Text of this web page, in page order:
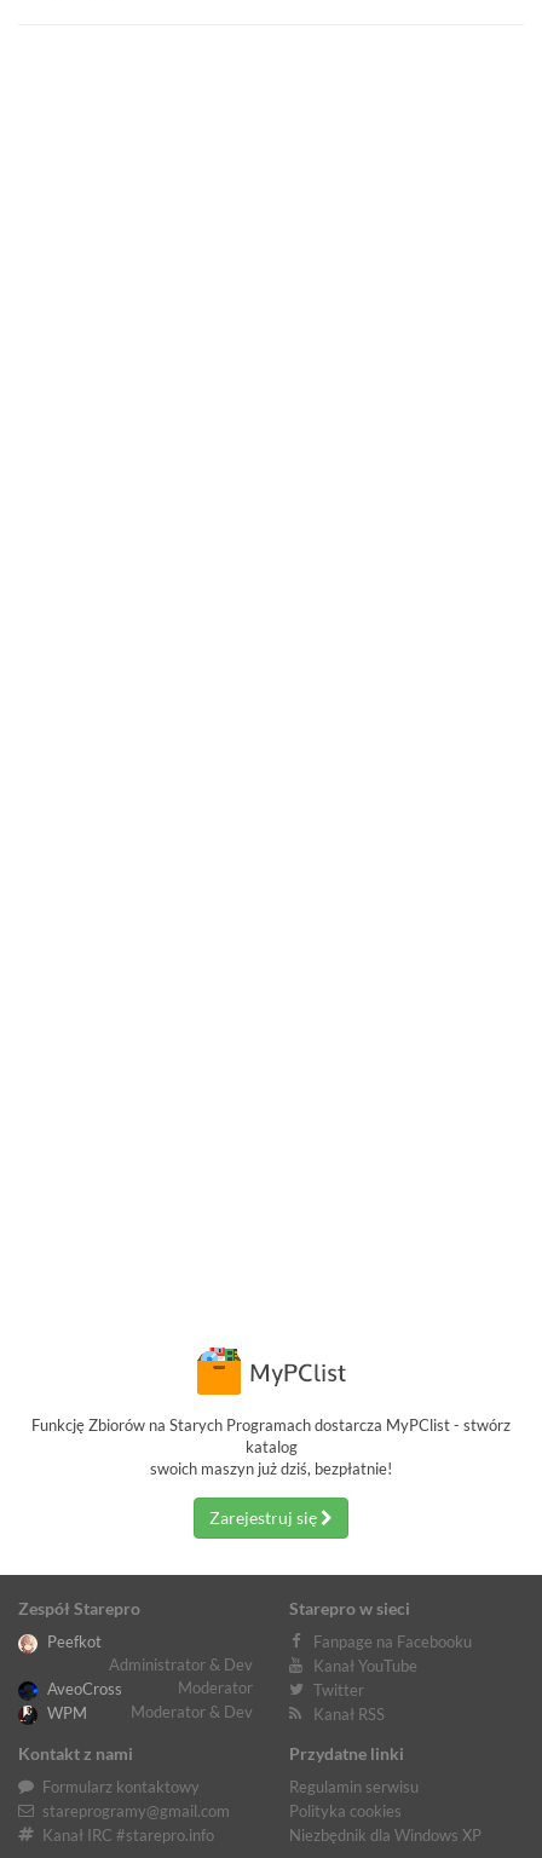
Funkcję Zbiorów na Starych Programach dostarcza MyPClist - stwórz
katalog
swoich maszyn już dziś, bezpłatnie!
Zarejestruj się
Zespół Starepro
Peefkot
Administrator & Dev
AveoCross
Moderator
WPM
Moderator & Dev
Starepro w sieci
Fanpage na Facebooku
Kanał YouTube
Twitter
Kanał RSS
Kontakt z nami
Formularz kontaktowy
stareprogramy@gmail.com
Kanał IRC #starepro.info
Przydatne linki
Regulamin serwisu
Polityka cookies
Niezbędnik dla Windows XP